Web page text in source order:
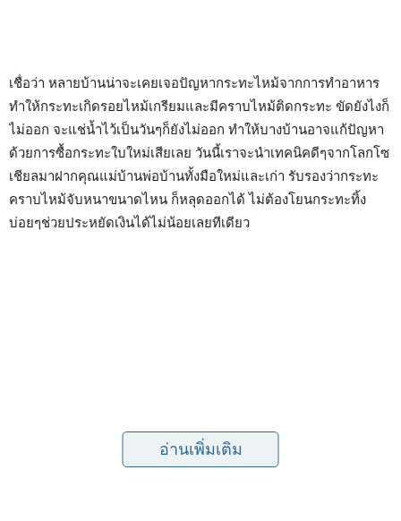
เชื่อว่า หลายบ้านน่าจะเคยเจอปัญหากระทะไหม้จากการทำอาหาร
ทำให้กระทะเกิดรอยไหม้เกรียมและมีคราบไหม้ติดกระทะ ขัดยังไงก็
ไม่ออก จะแช่น้ำไว้เป็นวันๆก็ยังไม่ออก ทำให้บางบ้านอาจแก้ปัญหา
ด้วยการซื้อกระทะใบใหม่เสียเลย วันนี้เราจะนำเทคนิคดีๆจากโลกโซ
เชียลมาฝากคุณแม่บ้านพ่อบ้านทั้งมือใหม่และเก่า รับรองว่ากระทะ
คราบไหม้จับหนาขนาดไหน ก็หลุดออกได้ ไม่ต้องโยนกระทะทิ้ง
บ่อยๆช่วยประหยัดเงินได้ไม่น้อยเลยทีเดียว
อ่านเพิ่มเติม